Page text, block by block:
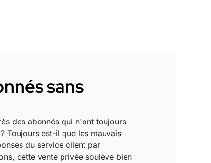
sans
des abonnés qui n'ont toujours
Toujours est-il que les mauvais
du service client par
cette vente privée soulève bien